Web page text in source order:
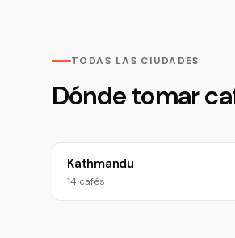
TODAS LAS CIUDADES
Dónde tomar
Kathmandu
14 cafés